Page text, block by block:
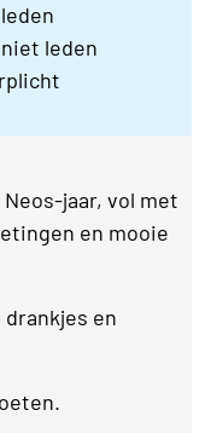
leden
jaar, vol met
en mooie
en